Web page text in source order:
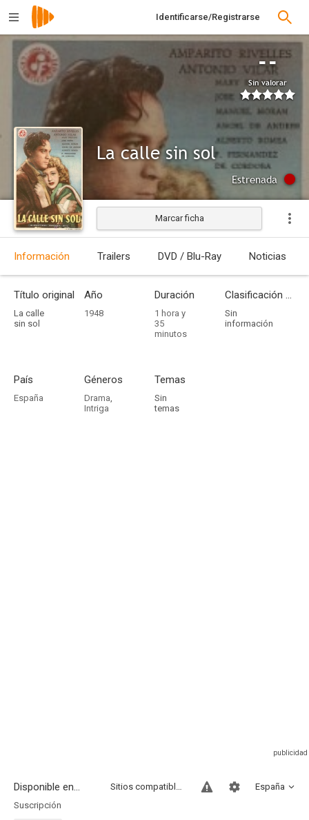
Identificarse/Registrarse
--
Sin valorar
La calle sin sol
Estrenada
Marcar ficha
Información Trailers DVD / Blu-Ray Noticias
Título original
La calle
sin sol
Año
1948
Duración
1 hora y
35
minutos
Clasificación por edades
Sin
información
País
España
Géneros
Drama,
Intriga
Temas
Sin
temas
Disponible en... España
Sitios compatibles
Suscripción